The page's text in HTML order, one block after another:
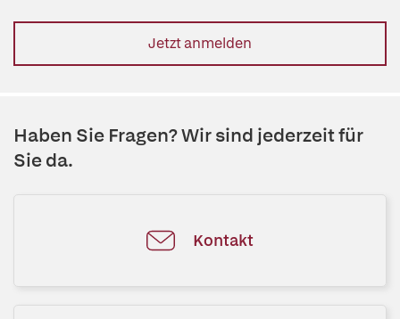
Jetzt anmelden
Haben Sie Fragen? Wir sind jederzeit für
Sie da.
Kontakt